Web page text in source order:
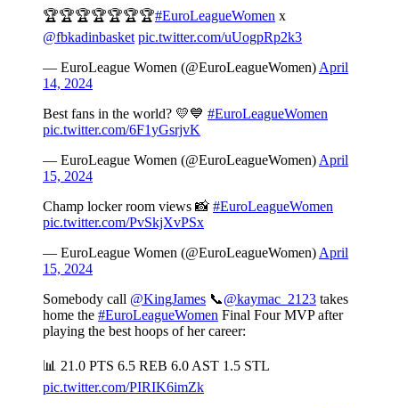
🏆🏆🏆🏆🏆🏆🏆#EuroLeagueWomen x
@fbkadinbasket pic.twitter.com/uUogpRp2k3
— EuroLeague Women (@EuroLeagueWomen) April
14, 2024
Best fans in the world? 💛💙 #EuroLeagueWomen
pic.twitter.com/6F1yGsrjvK
— EuroLeague Women (@EuroLeagueWomen) April
15, 2024
Champ locker room views 📸 #EuroLeagueWomen
pic.twitter.com/PvSkjXvPSx
— EuroLeague Women (@EuroLeagueWomen) April
15, 2024
Somebody call @KingJames 📞@kaymac_2123 takes
home the #EuroLeagueWomen Final Four MVP after
playing the best hoops of her career:
📊 21.0 PTS 6.5 REB 6.0 AST 1.5 STL
pic.twitter.com/PIRIK6imZk